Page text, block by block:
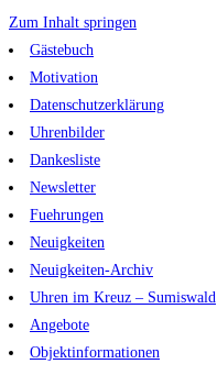
Zum Inhalt springen
Gästebuch
Motivation
Datenschutzerklärung
Uhrenbilder
Dankesliste
Newsletter
Fuehrungen
Neuigkeiten
Neuigkeiten-Archiv
Uhren im Kreuz – Sumiswald
Angebote
Objektinformationen